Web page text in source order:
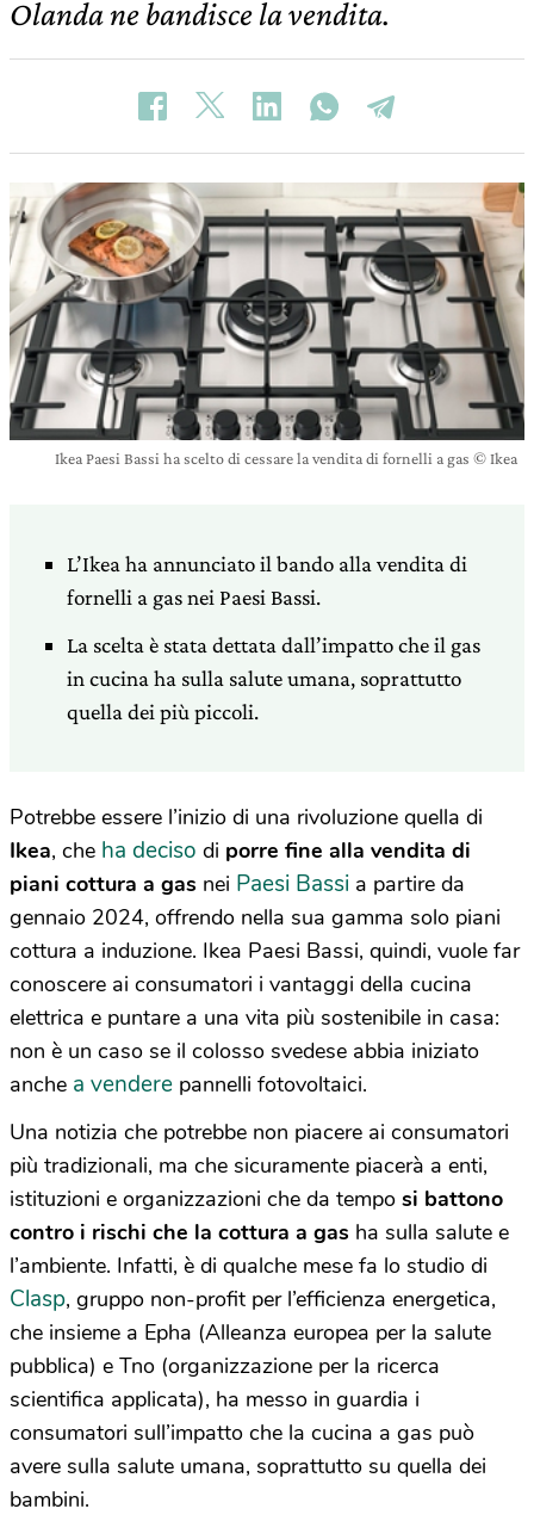
Olanda ne bandisce la vendita.
Ikea Paesi Bassi ha scelto di cessare la vendita di fornelli a gas © Ikea
L’Ikea ha annunciato il bando alla vendita di
fornelli a gas nei Paesi Bassi.
La scelta è stata dettata dall’impatto che il gas
in cucina ha sulla salute umana, soprattutto
quella dei più piccoli.
Potrebbe essere l’inizio di una rivoluzione quella di
Ikea, che ha deciso di porre fine alla vendita di
piani cottura a gas nei Paesi Bassi a partire da
gennaio 2024, offrendo nella sua gamma solo piani
cottura a induzione. Ikea Paesi Bassi, quindi, vuole far
conoscere ai consumatori i vantaggi della cucina
elettrica e puntare a una vita più sostenibile in casa:
non è un caso se il colosso svedese abbia iniziato
anche a vendere pannelli fotovoltaici.
Una notizia che potrebbe non piacere ai consumatori
più tradizionali, ma che sicuramente piacerà a enti,
istituzioni e organizzazioni che da tempo si battono
contro i rischi che la cottura a gas ha sulla salute e
l’ambiente. Infatti, è di qualche mese fa lo studio di
Clasp, gruppo non-profit per l’efficienza energetica,
che insieme a Epha (Alleanza europea per la salute
pubblica) e Tno (organizzazione per la ricerca
scientifica applicata), ha messo in guardia i
consumatori sull’impatto che la cucina a gas può
avere sulla salute umana, soprattutto su quella dei
bambini.